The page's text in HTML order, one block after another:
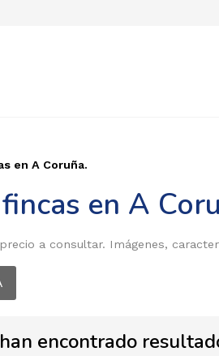
en A Coruña.
en A
a consultar. Imágenes,
encontrado